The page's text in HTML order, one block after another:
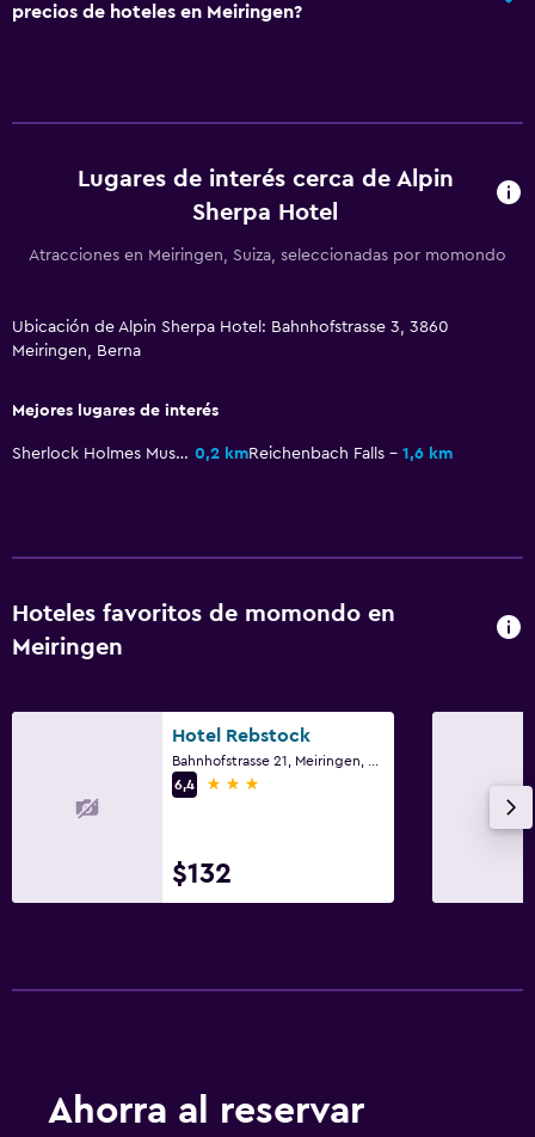
precios de hoteles en Meiringen?
Lugares de interés cerca de Alpin
Sherpa Hotel
Atracciones en Meiringen, Suiza, seleccionadas por momondo
Ubicación de Alpin Sherpa Hotel: Bahnhofstrasse 3, 3860
Meiringen, Berna
Mejores lugares de interés
Sherlock Holmes Museum 0,2 kmReichenbach Falls 1,6 km
Hoteles favoritos de momondo en
Meiringen
Hotel Rebstock
6,4
3 estrellas
$132
Ahorra al reservar